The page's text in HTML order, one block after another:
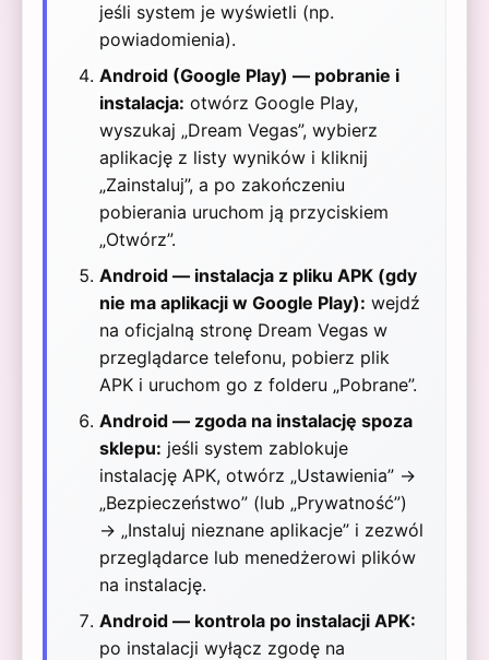
jeśli system je wyświetli (np.
powiadomienia).
Android (Google Play) — pobranie i
instalacja: otwórz Google Play,
wyszukaj „Dream Vegas”, wybierz
aplikację z listy wyników i kliknij
„Zainstaluj”, a po zakończeniu
pobierania uruchom ją przyciskiem
„Otwórz”.
Android — instalacja z pliku APK (gdy
nie ma aplikacji w Google Play): wejdź
na oficjalną stronę Dream Vegas w
przeglądarce telefonu, pobierz plik
APK i uruchom go z folderu „Pobrane”.
Android — zgoda na instalację spoza
sklepu: jeśli system zablokuje
instalację APK, otwórz „Ustawienia” →
„Bezpieczeństwo” (lub „Prywatność”)
→ „Instaluj nieznane aplikacje” i zezwól
przeglądarce lub menedżerowi plików
na instalację.
Android — kontrola po instalacji APK:
po instalacji wyłącz zgodę na